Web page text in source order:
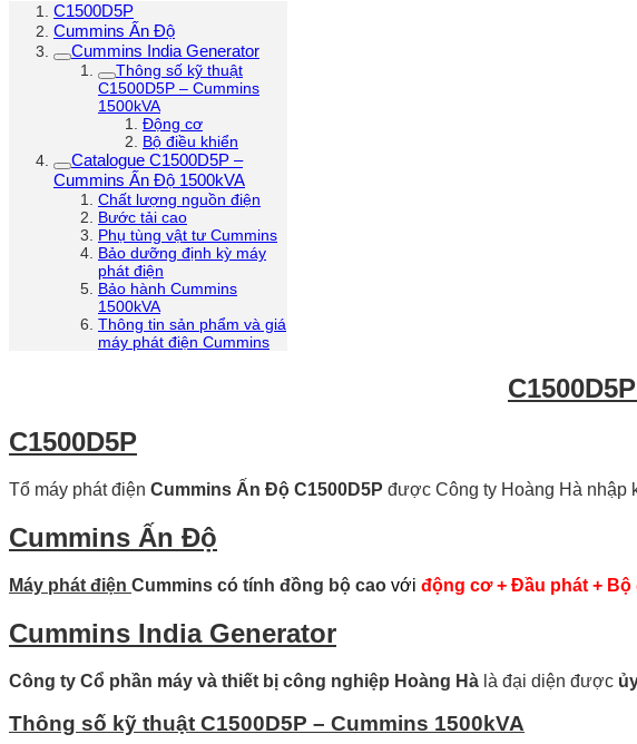
C1500D5P
Cummins Ấn Độ
Cummins India Generator
Thông số kỹ thuật
C1500D5P – Cummins
1500kVA
Động cơ
Bộ điều khiển
Catalogue C1500D5P –
Cummins Ấn Độ 1500kVA
Chất lượng nguồn điện
Bước tải cao
Phụ tùng vật tư Cummins
Bảo dưỡng định kỳ máy
phát điện
Bảo hành Cummins
1500kVA
Thông tin sản phẩm và giá
máy phát điện Cummins
C1500D5P
Tổ máy phát điện Cummins Ấn Độ C1500D5P được Công ty Hoàng Hà nhập
Cummins Ấn Độ
Máy phát điện Cummins có tính đồng bộ cao với động cơ + Đầu phát + Bộ
Cummins India Generator
Công ty Cổ phần máy và thiết bị công nghiệp Hoàng Hà là đại diện được
Thông số kỹ thuật C1500D5P – Cummins 1500kVA